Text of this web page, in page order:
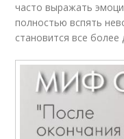
часто выражать
полностью вспять
становится все